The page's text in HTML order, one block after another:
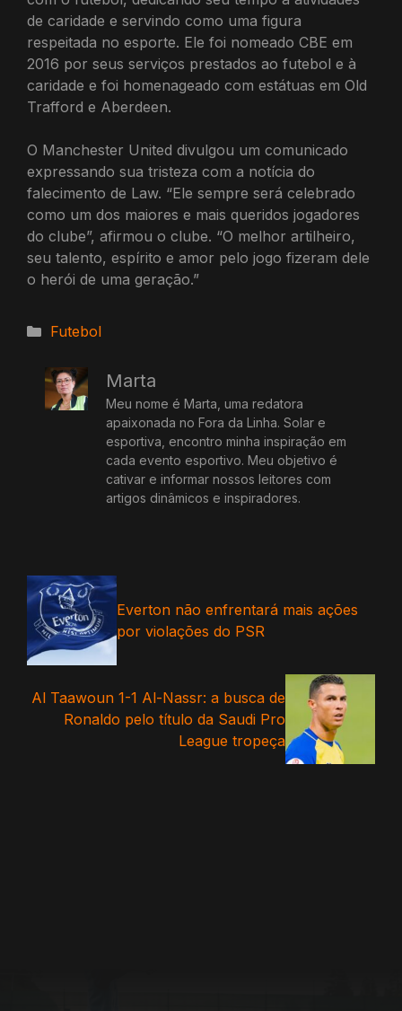
de caridade e servindo como uma figura
respeitada no esporte. Ele foi nomeado CBE em
2016 por seus serviços prestados ao futebol e à
caridade e foi homenageado com estátuas em Old
Trafford e Aberdeen.
O Manchester United divulgou um comunicado
expressando sua tristeza com a notícia do
falecimento de Law. “Ele sempre será celebrado
como um dos maiores e mais queridos jogadores
do clube”, afirmou o clube. “O melhor artilheiro,
seu talento, espírito e amor pelo jogo fizeram dele
o herói de uma geração.”
Categorias
Futebol
Marta
Meu nome é Marta, uma redatora
apaixonada no Fora da Linha. Solar e
esportiva, encontro minha inspiração em
cada evento esportivo. Meu objetivo é
cativar e informar nossos leitores com
artigos dinâmicos e inspiradores.
Everton não enfrentará mais ações
por violações do PSR
Al Taawoun 1-1 Al-Nassr: a busca de
Ronaldo pelo título da Saudi Pro
League tropeça